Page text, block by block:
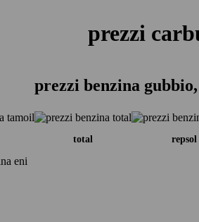
prezzi
prezzi benzina
total repsol